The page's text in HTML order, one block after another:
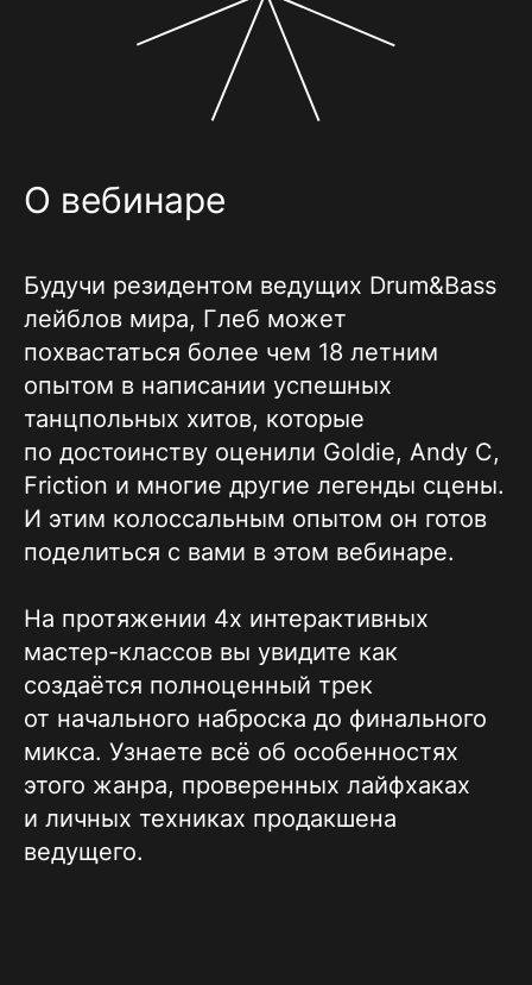
О вебинаре
Будучи резидентом ведущих Drum&Bass
лейблов мира, Глеб может
похвастаться более чем 18 летним
опытом в написании успешных
танцпольных хитов, которые
по достоинству оценили Goldie, Andy C,
Friction и многие другие легенды сцены.
И этим колоссальным опытом он готов
поделиться с вами в этом вебинаре.
На протяжении 4х интерактивных
мастер-классов вы увидите как
создаётся полноценный трек
от начального наброска до финального
микса. Узнаете всё об особенностях
этого жанра, проверенных лайфхаках
и личных техниках продакшена
ведущего.